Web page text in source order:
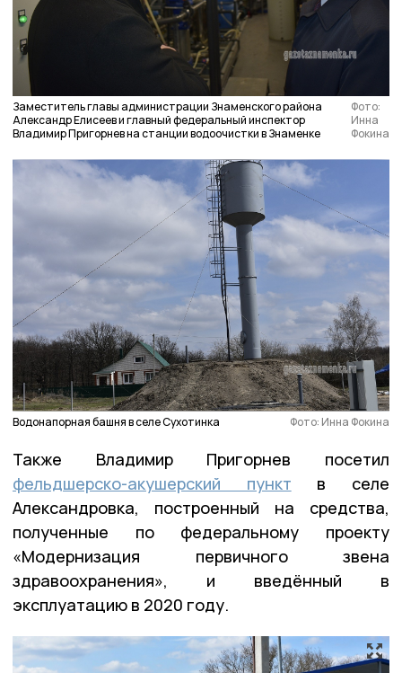
Заместитель главы администрации Знаменского района
Александр Елисеев и главный федеральный инспектор
Владимир Пригорнев на станции водоочистки в Знаменке
Фото:
Инна
Фокина
Водонапорная башня в селе Сухотинка Фото: Инна Фокина
Также Владимир Пригорнев посетил
фельдшерско-акушерский пункт в селе
Александровка, построенный на средства,
полученные по федеральному проекту
«Модернизация первичного звена
здравоохранения», и введённый в
эксплуатацию в 2020 году.